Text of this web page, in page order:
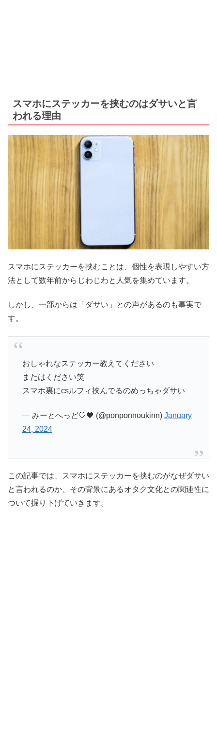
スマホにステッカーを挟むのはダサいと言
われる理由
スマホにステッカーを挟むことは、個性を表現しやすい方
法として数年前からじわじわと人気を集めています。
しかし、一部からは「ダサい」との声があるのも事実で
す。
おしゃれなステッカー教えてください
またはください笑
スマホ裏にcsルフィ挟んでるのめっちゃダサい
— みーとへっど🤍🖤 (@ponponnoukinn) January
24, 2024
この記事では、スマホにステッカーを挟むのがなぜダサい
と言われるのか、その背景にあるオタク文化との関連性に
ついて掘り下げていきます。